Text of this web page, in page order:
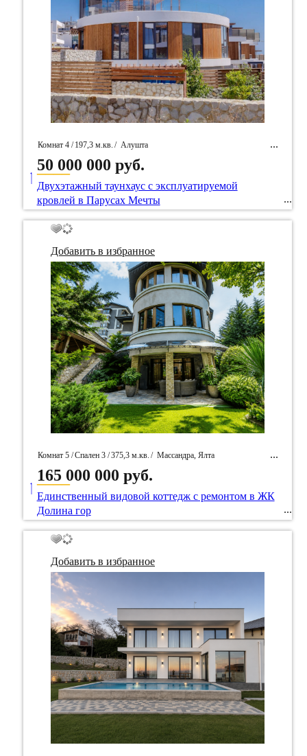
Комнат 4 / 197,3 м.кв. / Алушта
/ Идентификатор собственность 101370
50 000 000 руб.
____
Двухэтажный таунхаус с эксплуатируемой
кровлей в Парусах Мечты
Добавить в избранное
Комнат 5 /Спален 3 /375,3 м.кв. / Массандра, Ялта
/ Идентификатор собственность 99322
165 000 000 руб.
____
Единственный видовой коттедж с ремонтом в ЖК
Долина гор
Добавить в избранное